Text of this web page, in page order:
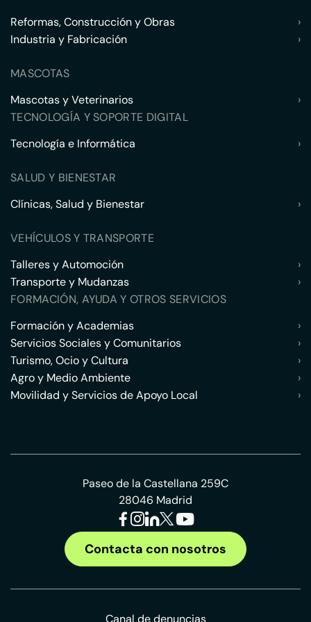
Reformas, Construcción y Obras
›
Industria y Fabricación
›
MASCOTAS
Mascotas y Veterinarios
›
TECNOLOGÍA Y SOPORTE DIGITAL
Tecnología e Informática
›
SALUD Y BIENESTAR
Clínicas, Salud y Bienestar
›
VEHÍCULOS Y TRANSPORTE
Talleres y Automoción
›
Transporte y Mudanzas
›
FORMACIÓN, AYUDA Y OTROS SERVICIOS
Formación y Academias
›
Servicios Sociales y Comunitarios
›
Turismo, Ocio y Cultura
›
Agro y Medio Ambiente
›
Movilidad y Servicios de Apoyo Local
›
Paseo de la Castellana 259C
28046 Madrid
Contacta con nosotros
Canal de denuncias